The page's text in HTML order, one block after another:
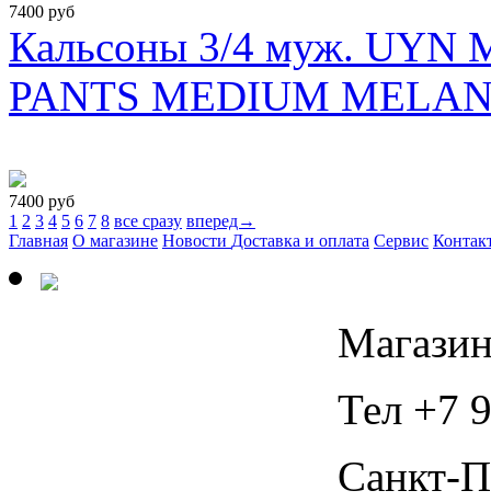
7400 руб
Кальсоны 3/4 муж. UYN
PANTS MEDIUM
7400 руб
1 2 3 4 5 6 7 8 все сразу вперед→
Главная О магазине Новости Доставка и оплата Сервис
Тел +7
Санкт-